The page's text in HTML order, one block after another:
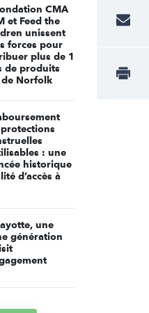
CMA
et Feed the
unissent
forces pour
plus de 1
de produits
de Norfolk
: une
historique
d’accès à
une
génération